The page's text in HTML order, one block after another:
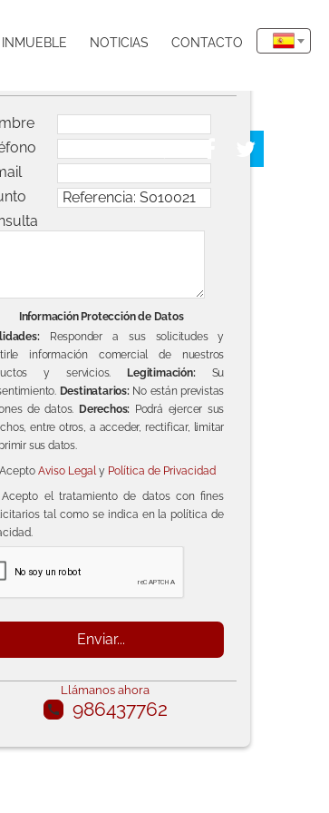
NOTICIAS CONTACTO
Información Protección de Datos
Responder a sus solicitudes y
información comercial de nuestros
y servicios.
Legitimación:Su
Destinatarios:No están previstas
de datos. Derechos: Podrá ejercer sus
entre otros, a acceder, rectificar, limitar
sus datos.
Acepto Aviso Legaly Política de Privacidad
Acepto el tratamiento de datos con fines
tal como se indica en la política de
Llámanos ahora
call 986437762